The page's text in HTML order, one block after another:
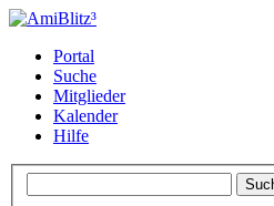
Portal
Suche
Mitglieder
Kalender
Hilfe